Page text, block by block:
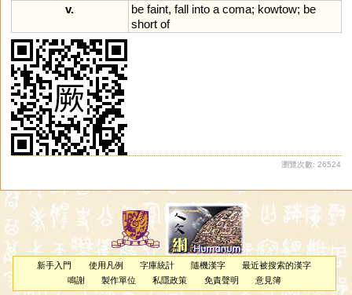
v.
be faint, fall into a coma; kowtow; be
short of
瀏覽次數: 26524
新手入門 使用凡例 字庫統計 隨機漢字
最近被搜索的漢字
鳴謝
製作單位 私隱政策 免責聲明 意見簿